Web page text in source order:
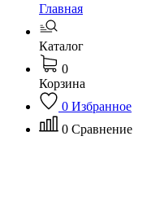
Главная
Каталог
0
Корзина
0 Избранное
0 Сравнение